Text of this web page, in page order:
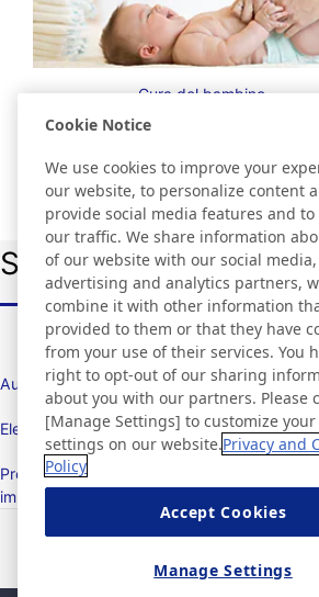
Cura del bambino
Scopri Nitto nei
Automotive e apparecchiature di trasporto
Elettrodomestici ed elettricità
Prodotti per imballaggio / Macchine per
imballaggio
Cookie Notice
We use cookies to improve your
our website, to personalize content
provide social media features and to
our traffic. We share information
of our website with our social media,
advertising and analytics partners,
combine it with other information
provided to them or that they have
from your use of their services. You
right to opt-out of our sharing
about you with our partners. Please
[Manage Settings] to customize your
settings on our website.Privacy and
Policy
Accept Cookies
Manage Settings